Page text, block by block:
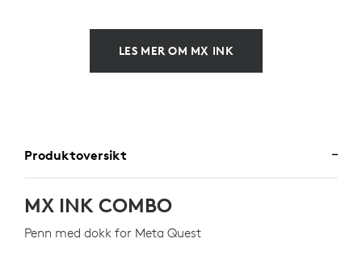
LES MER OM MX INK
Produktoversikt
MX INK COMBO
Penn med dokk for Meta Quest